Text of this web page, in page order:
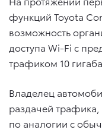
функций Toyota
возможность
доступа Wi-Fi с
трафиком 10
Владелец
раздачей трафика,
по аналогии с